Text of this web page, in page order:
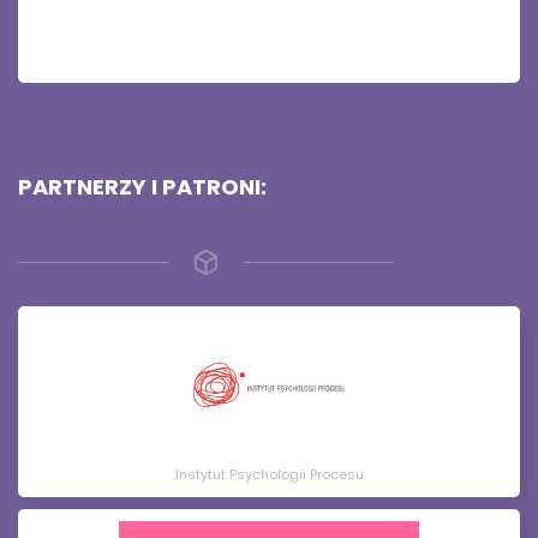
PARTNERZY I PATRONI:
Instytut Psychologii Procesu